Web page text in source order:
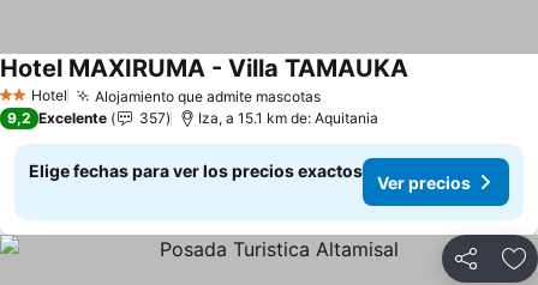
2 Estrellas
Hotel Alojamiento que admite mascotasVer precios
Hotel MAXIRUMA - Villa TAMAUKAVer precios
9,2 Excelente 357 Iza, a 15.1 km de: Aquitania
Elige fechas para ver los precios exactos
Ver precios
Compartir